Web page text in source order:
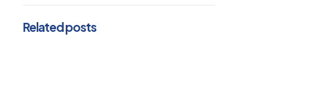
Related posts